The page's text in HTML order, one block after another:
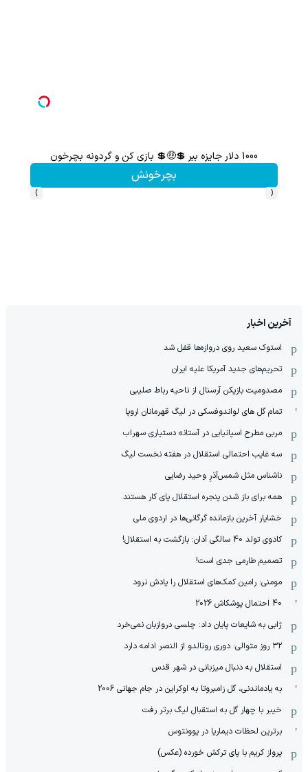
1000 دلار جایزه ببر 💲🤑💲 بازی کن و گردونه بچرخون
بچرخونش
‹
›
آخرین اخبار
استوک سعید روی دروازه‌ها قفل شد
تحریم‌های جدید آمریکا علیه ایران
مصدومیت بازیکن آرسنال از ناحیه رباط صلیبی
تمام گل های لواندوفسکی در لیگ قهرمانان اروپا
مربی مطرح اسپانیایی در آستانه دستیاری سهراب
سه غایب احتمالی استقلال در هفته نخست لیگ
ناشناس مثل شمس‌آذرِ وحید رضایی
همه برای باز شدن پنجره استقلال پای کار هستند
خشایار آخرین بازمانده گرگانی‌ها در اردوی ملی
کادوی تولد 40 سالگی آدان: بازگشت به استقلال!
تصمیم طارمی جدی است!
مومنی: رامین کمک‌های استقلال را یادش نرود
40 احتمال پوشکاش 2026
ژابی به شایعات پایان داد: چلسی دروازبان نمی‌خرد
۳۲ روز متوالی: دوری رونالدو از النصر ادامه دارد
استقلال به دنبال میزبانی در شهر قدس
به یادماندنی، گل زامبروتا به اوکراین در جام جهانی 2006
خیبر با چهار گل به استقبال لیگ برتر رفت
برترین لحظات دیماریا در یوونتوس
پرواز کریم با پای ترکش خورده (عکس)